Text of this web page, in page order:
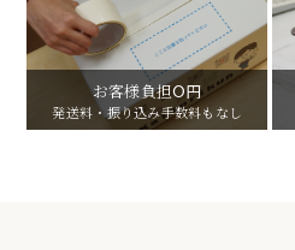
お客様負担0円
発送料・振り込み手数料もなし